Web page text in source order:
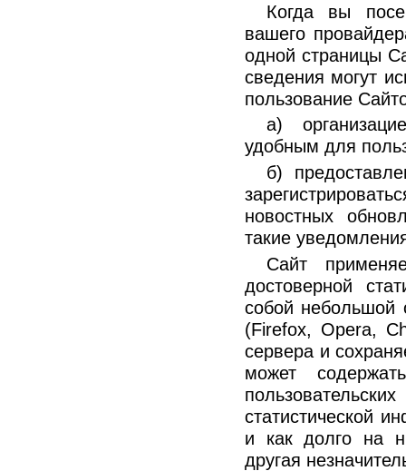
Когда вы
вашего
одной страницы
сведения могут
пользование
а)
удобным для
б)
новостных
такие
Сайт
достоверной
собой небольшой
(Firefox, Opera,
сервера и
может
статистической
и как долго на
другая